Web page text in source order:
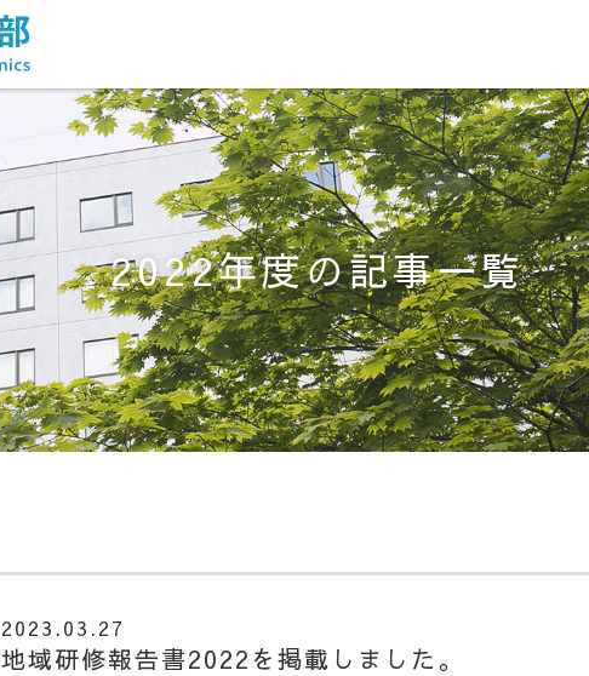
2022年度の記事一覧
2023.03.27
地域研修報告書2022を掲載しました。